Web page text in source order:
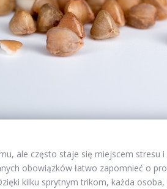
ale często staje się miejscem stresu
obowiązków łatwo zapomnieć o
kilku sprytnym trikom, każda